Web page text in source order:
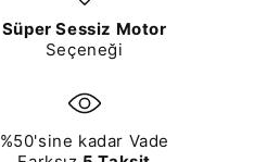
Süper Sessiz Motor
Seçeneği
%50'sine kadar Vade